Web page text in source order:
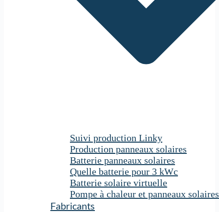
Suivi production Linky
Production panneaux solaires
Batterie panneaux solaires
Quelle batterie pour 3 kWc
Batterie solaire virtuelle
Pompe à chaleur et panneaux solaires
Fabricants